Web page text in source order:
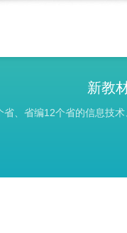
新教
省、省编12个省的信息技